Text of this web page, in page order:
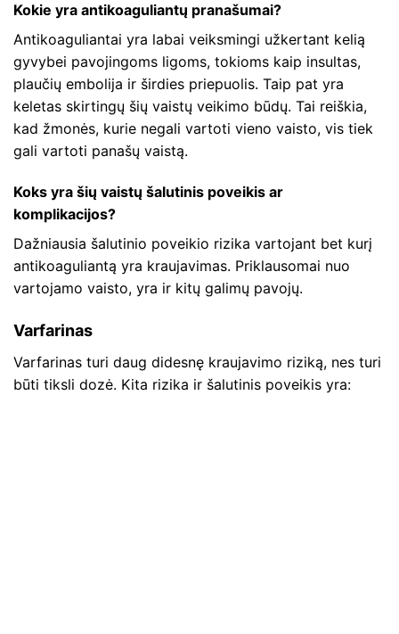
Kokie yra antikoaguliantų pranašumai?
Antikoaguliantai yra labai veiksmingi užkertant kelią
gyvybei pavojingoms ligoms, tokioms kaip insultas,
plaučių embolija ir širdies priepuolis. Taip pat yra
keletas skirtingų šių vaistų veikimo būdų. Tai reiškia,
kad žmonės, kurie negali vartoti vieno vaisto, vis tiek
gali vartoti panašų vaistą.
Koks yra šių vaistų šalutinis poveikis ar
komplikacijos?
Dažniausia šalutinio poveikio rizika vartojant bet kurį
antikoaguliantą yra kraujavimas. Priklausomai nuo
vartojamo vaisto, yra ir kitų galimų pavojų.
Varfarinas
Varfarinas turi daug didesnę kraujavimo riziką, nes turi
būti tiksli dozė. Kita rizika ir šalutinis poveikis yra: